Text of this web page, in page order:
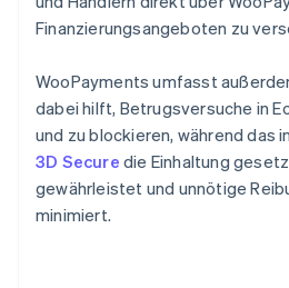
Finanzierungsangeboten zu
WooPayments umfasst
dabei hilft, Betrugsversuche in
und zu blockieren, während das
3D Secure die Einhaltung
gewährleistet und unnötige
minimiert.